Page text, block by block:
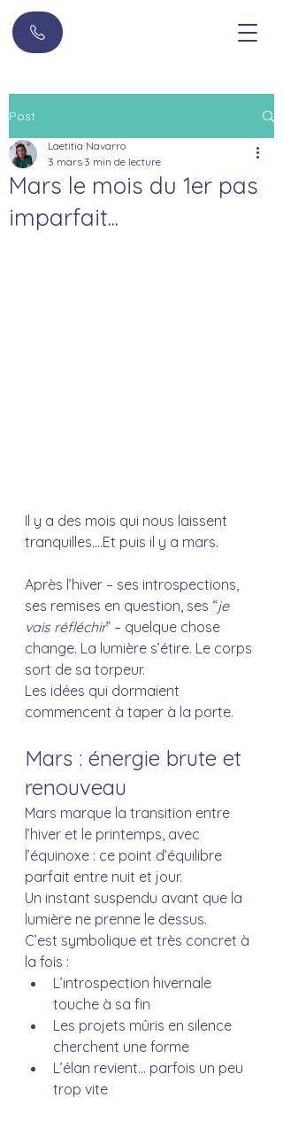
Post
Mars le mois du 1er pas
imparfait...
Laetitia Navarro
3 mars 3 min de lecture
Il y a des mois qui nous laissent
tranquilles....Et puis il y a mars.
Après l’hiver – ses introspections,
ses remises en question, ses “je
vais réfléchir” – quelque chose
change. La lumière s’étire. Le corps
sort de sa torpeur.
Les idées qui dormaient
commencent à taper à la porte.
Mars : énergie brute et
renouveau
Mars marque la transition entre
l’hiver et le printemps, avec
l’équinoxe : ce point d’équilibre
parfait entre nuit et jour.
Un instant suspendu avant que la
lumière ne prenne le dessus.
C’est symbolique et très concret à
la fois :
L’introspection hivernale
touche à sa fin
Les projets mûris en silence
cherchent une forme
L’élan revient… parfois un peu
trop vite